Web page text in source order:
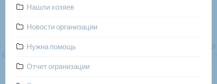
Нашли хозяев
Новости организации
Нужна помощь
Отчет огранизации